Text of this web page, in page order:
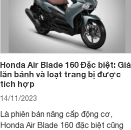
Honda Air Blade 160 Đặc biệt: Giá
lăn bánh và loạt trang bị được
tích hợp
14/11/2023
Là phiên bản nâng cấp động cơ,
Honda Air Blade 160 đặc biệt cũng